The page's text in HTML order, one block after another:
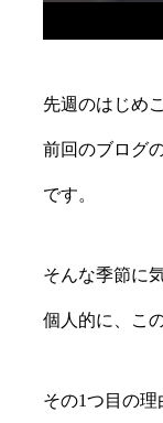
先週のはじめ
前回のブログ
です。
そんな季節に
個人的に、こ
その1つ目の理